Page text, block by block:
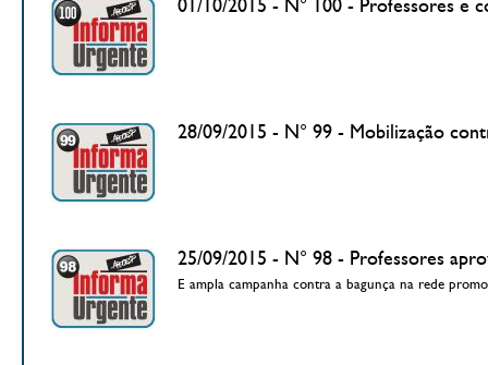
01/10/2015 - N° 100 - Professores e
28/09/2015 - N° 99 - Mobilização
25/09/2015 - N° 98 - Professores
E ampla campanha contra a bagunça na rede